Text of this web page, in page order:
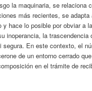
la maquinaria, se relaciona
más recientes, se
y hace lo posible por obviar a
inoperancia, la trascendencia
segura. En este contexto, el
de un entorno cerrado
en el trámite de